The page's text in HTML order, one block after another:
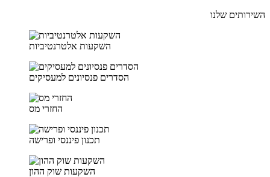
השירותים שלנו
השקעות אלטרנטיביות
הסדרים פנסיונים למעסיקים
החזרי מס
תכנון פיננסי ופרישה
השקעות שוק ההון